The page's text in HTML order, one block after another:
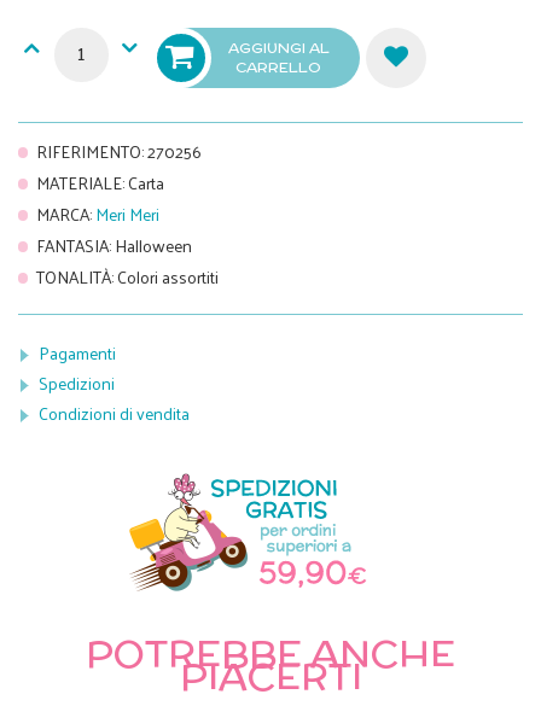
AGGIUNGI AL
CARRELLO
RIFERIMENTO:270256
MATERIALE:Carta
MARCA:Meri Meri
FANTASIA:Halloween
TONALITÀ:Colori assortiti
Pagamenti
Spedizioni
Condizioni di vendita
POTREBBE ANCHE
PIACERTI